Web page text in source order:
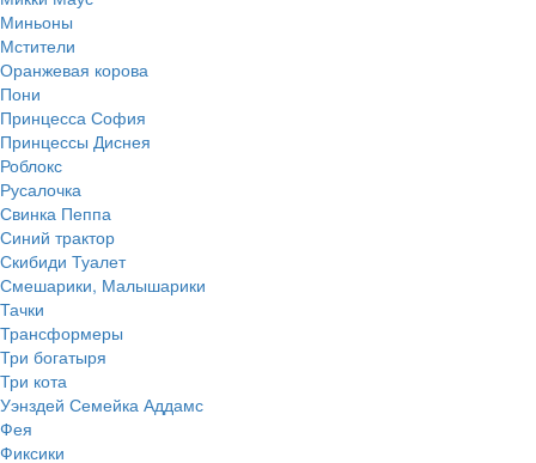
Миньоны
Мстители
Оранжевая корова
Пони
Принцесса София
Принцессы Диснея
Роблокс
Русалочка
Свинка Пеппа
Синий трактор
Скибиди Туалет
Смешарики, Малышарики
Тачки
Трансформеры
Три богатыря
Три кота
Уэнздей Семейка Аддамс
Фея
Фиксики